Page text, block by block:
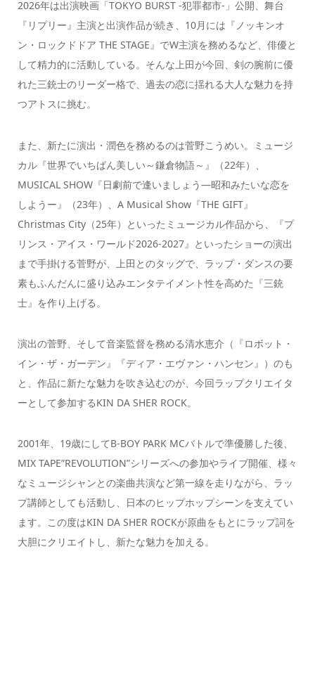
2026年は出演映画「TOKYO BURST -犯罪都市-」公開、舞台
『リプリー』主演と出演作品が続き、10月には『ノッキンオ
ン・ロックドドア THE STAGE』でW主演を務めるなど、俳優と
して精力的に活動している。そんな上田が今回、剣の腕前に優
れた三銃士のリーダー格で、過去の恋に揺れる大人な魅力を持
つアトスに挑む。
また、新たに演出・潤色を務めるのは菅野こうめい。ミュージ
カル『世界でいちばん美しい～鎌倉物語～』（22年）、
MUSICAL SHOW『日劇前で逢いましょう―昭和みたいな恋を
しようー』（23年）、A Musical Show『THE GIFT』
Christmas City（25年）といったミュージカル作品から、『プ
リンス・アイス・ワールド2026-2027』といったショーの演出
まで手掛ける菅野が、上田とのタッグで、ラップ・ダンスの要
素もふんだんに盛り込みエンタテイメント性を高めた『三銃
士』を作り上げる。
演出の菅野、そして音楽監督を務める清水恵介（『ロボット・
イン・ザ・ガーデン』『ディア・エヴァン・ハンセン』）のも
と、作品に新たな魅力を吹き込むのが、今回ラップクリエイタ
ーとして参加するKIN DA SHER ROCK。
2001年、19歳にしてB-BOY PARK MCバトルで準優勝した後、
MIX TAPE”REVOLUTION”シリーズへの参加やライブ開催、様々
なミュージシャンとの楽曲共演など第一線を走りながら、ラッ
プ講師としても活動し、日本のヒップホップシーンを支えてい
ます。この度はKIN DA SHER ROCKが原曲をもとにラップ詞を
大胆にクリエイトし、新たな魅力を加える。